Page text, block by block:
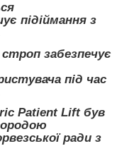
підіймання з
забезпечує
під час
Patient Lift був
ради з